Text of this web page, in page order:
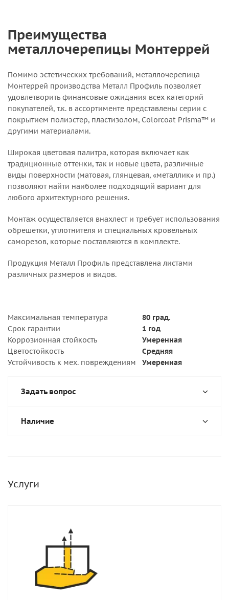
Преимущества
металлочерепицы Монтеррей
Помимо эстетических требований, металлочерепица
Монтеррей производства Металл Профиль позволяет
удовлетворить финансовые ожидания всех категорий
покупателей, т.к. в ассортименте представлены серии с
покрытием полиэстер, пластизолом, Colorcoat Prisma™ и
другими материалами.
Широкая цветовая палитра, которая включает как
традиционные оттенки, так и новые цвета, различные
виды поверхности (матовая, глянцевая, «металлик» и пр.)
позволяют найти наиболее подходящий вариант для
любого архитектурного решения.
Монтаж осуществляется внахлест и требует использования
обрешетки, уплотнителя и специальных кровельных
саморезов, которые поставляются в комплекте.
Продукция Металл Профиль представлена листами
различных размеров и видов.
Максимальная температура
80 град.
Срок гарантии
1 год
Коррозионная стойкость
Умеренная
Цветостойкость
Средняя
Устойчивость к мех. повреждениям Умеренная
Задать вопрос
Наличие
Услуги